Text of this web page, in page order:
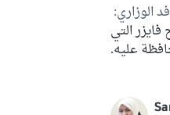
الوزاري:
التي
عليه.